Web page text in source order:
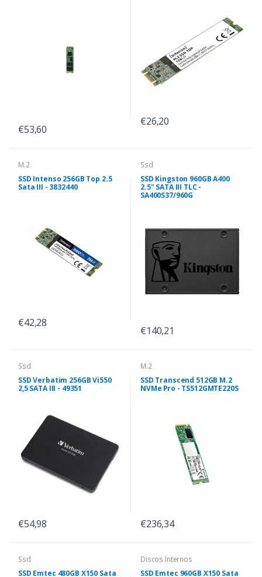
€53,60
€26,20
M.2
SSD Intenso 256GB Top 2.5
Sata III - 3832440
€42,28
Ssd
SSD Kingston 960GB A400
2.5" SATA III TLC -
SA400S37/960G
€140,21
Ssd
SSD Verbatim 256GB Vi550
2,5 SATA III - 49351
€54,98
M.2
SSD Transcend 512GB M.2
NVMe Pro - TS512GMTE220S
€236,34
Ssd
SSD Emtec 480GB X150 Sata
Discos Internos
SSD Emtec 960GB X150 Sata